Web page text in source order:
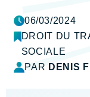
06/03/2024
DROIT DU
SOCIALE
PAR DENIS